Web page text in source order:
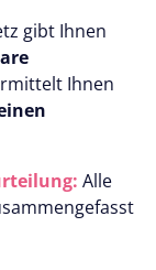
gibt Ihnen
Ihnen
Alle